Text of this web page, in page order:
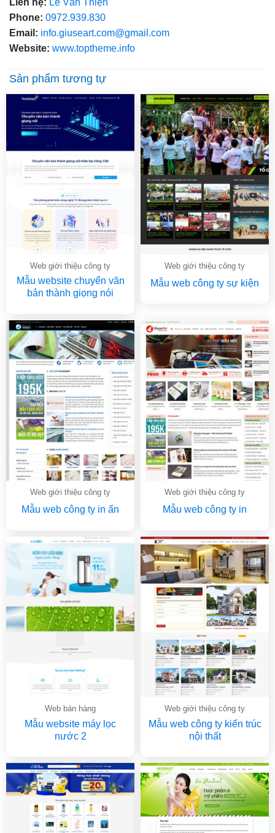
Phone: 0972.939.830
Email: info.giuseart.com@gmail.com
Website: www.toptheme.info
Sản phẩm tương tự
Web giới thiệu công ty
Mẫu website chuyển văn
bản thành giọng nói
Web giới thiệu công ty
Mẫu web công ty sự kiện
Web giới thiệu công ty
Mẫu web công ty in ấn
Web giới thiệu công ty
Mẫu web công ty in
Web bán hàng
Mẫu website máy lọc
nước 2
Web giới thiệu công ty
Mẫu web công ty kiến trúc
nội thất